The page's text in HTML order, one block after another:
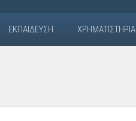
ΕΚΠΑΊΔΕΥΣΗ ΧΡΗΜΑΤΙΣΤΉΡΙΑ